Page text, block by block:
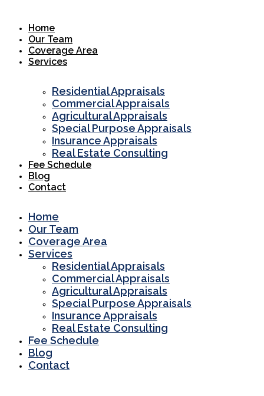
contentHome
Our Team
Coverage Area
Services
Residential Appraisals
Commercial Appraisals
Agricultural Appraisals
Special Purpose Appraisals
Insurance Appraisals
Real Estate Consulting
Fee Schedule
Blog
Contact
Home
Our Team
Coverage Area
Services
Residential Appraisals
Commercial Appraisals
Agricultural Appraisals
Special Purpose Appraisals
Insurance Appraisals
Real Estate Consulting
Fee Schedule
Blog
Contact